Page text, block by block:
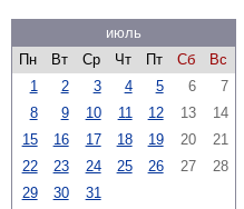
июль
Пн
Вт Ср Чт Пт Сб
Вс
1
2 3 4 5 6
7
8
9 10 11 12 13
14
15
16 17 18 19 20
21
22
23 24 25 26 27
28
29
30 31